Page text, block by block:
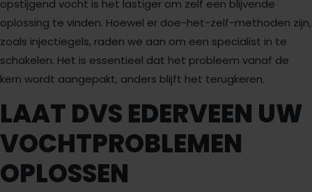
opstijgend vocht is het lastiger om zelf een blijvende
oplossing te vinden. Hoewel er doe-het-zelf-methoden zijn,
zoals injectiegels, raden we aan om een specialist in te
schakelen. Het is essentieel dat het probleem vanaf de
kern wordt aangepakt, anders blijft het terugkeren.
LAAT DVS EDERVEEN UW
VOCHTPROBLEMEN
OPLOSSEN